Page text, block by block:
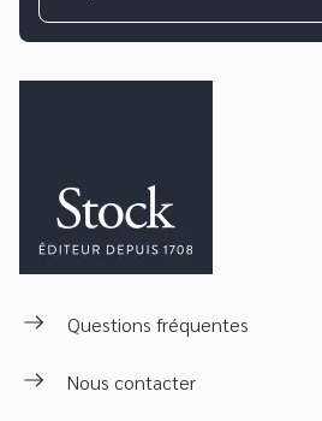
Questions fréquentes
Nous contacter